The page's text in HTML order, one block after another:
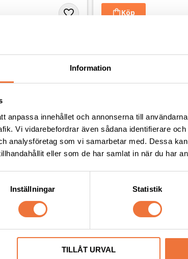
Information
anpassa innehållet och annonserna till
Vi vidarebefordrar även sådana identifierare
analysföretag som vi samarbetar med. Dessa
eller som de har samlat in när du har
Inställningar Statistik
TILLÅT URVAL
Andra köpte även